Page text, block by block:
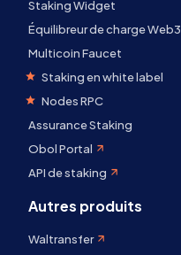
Staking Widget
Équilibreur de charge Web3
Multicoin Faucet
Staking en white label
Nodes RPC
Assurance Staking
Obol Portal
API de staking
Autres produits
Waltransfer